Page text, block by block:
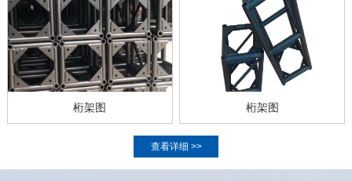
桁架图 桁架图
查看详细 >>